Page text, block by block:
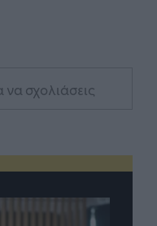
να σχολιάσεις